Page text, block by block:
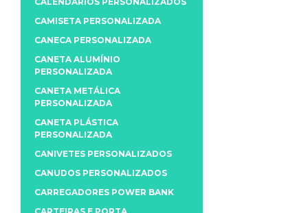
CAMISETA PERSONALIZADA
CANECA PERSONALIZADA
CANETA ALUMÍNIO
PERSONALIZADA
CANETA METÁLICA
PERSONALIZADA
CANETA PLÁSTICA
PERSONALIZADA
CANIVETES PERSONALIZADOS
CANUDOS PERSONALIZADOS
CARREGADORES POWER BANK
CARTEIRAS E PORTA